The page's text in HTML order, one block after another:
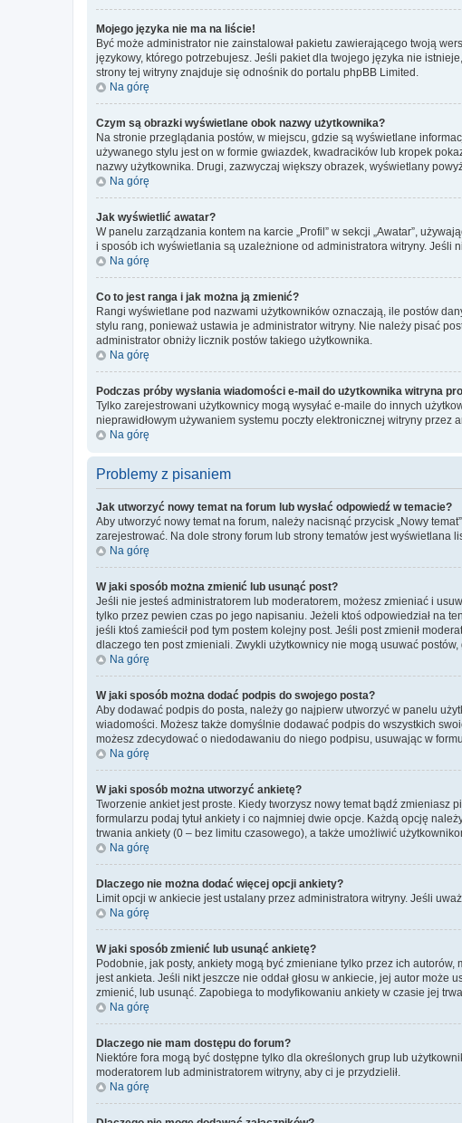
Mojego języka nie ma na liście!
Być może administrator nie zainstalował pakietu zawierającego twoją
językowy, którego potrzebujesz. Jeśli pakiet dla twojego języka nie
strony tej witryny znajduje się odnośnik do portalu phpBB Limited.
Na górę
Czym są obrazki wyświetlane obok nazwy użytkownika?
Na stronie przeglądania postów, w miejscu, gdzie są wyświetlane
używanego stylu jest on w formie gwiazdek, kwadracików lub kropek
nazwy użytkownika. Drugi, zazwyczaj większy obrazek, wyświetlany
Na górę
Jak wyświetlić awatar?
W panelu zarządzania kontem na karcie „Profil” w sekcji „Awatar”,
i sposób ich wyświetlania są uzależnione od administratora witryny. Jeśli
Na górę
Co to jest ranga i jak można ją zmienić?
Rangi wyświetlane pod nazwami użytkowników oznaczają, ile postów
stylu rang, ponieważ ustawia je administrator witryny. Nie należy pisać
administrator obniży licznik postów takiego użytkownika.
Na górę
Podczas próby wysłania wiadomości e-mail do użytkownika witryna
Tylko zarejestrowani użytkownicy mogą wysyłać e-maile do innych
nieprawidłowym używaniem systemu poczty elektronicznej witryny przez
Na górę
Problemy z pisaniem
Jak utworzyć nowy temat na forum lub wysłać odpowiedź w temacie?
Aby utworzyć nowy temat na forum, należy nacisnąć przycisk „Nowy
zarejestrować. Na dole strony forum lub strony tematów jest wyświetlana
Na górę
W jaki sposób można zmienić lub usunąć post?
Jeśli nie jesteś administratorem lub moderatorem, możesz zmieniać i
tylko przez pewien czas po jego napisaniu. Jeżeli ktoś odpowiedział na
jeśli ktoś zamieścił pod tym postem kolejny post. Jeśli post zmienił
dlaczego ten post zmieniali. Zwykli użytkownicy nie mogą usuwać postów,
Na górę
W jaki sposób można dodać podpis do swojego posta?
Aby dodawać podpis do posta, należy go najpierw utworzyć w panelu
wiadomości. Możesz także domyślnie dodawać podpis do wszystkich
możesz zdecydować o niedodawaniu do niego podpisu, usuwając w
Na górę
W jaki sposób można utworzyć ankietę?
Tworzenie ankiet jest proste. Kiedy tworzysz nowy temat bądź zmieniasz
formularzu podaj tytuł ankiety i co najmniej dwie opcje. Każdą opcję
trwania ankiety (0 – bez limitu czasowego), a także umożliwić
Na górę
Dlaczego nie można dodać więcej opcji ankiety?
Limit opcji w ankiecie jest ustalany przez administratora witryny. Jeśli
Na górę
W jaki sposób zmienić lub usunąć ankietę?
Podobnie, jak posty, ankiety mogą być zmieniane tylko przez ich
jest ankieta. Jeśli nikt jeszcze nie oddał głosu w ankiecie, jej autor może
zmienić, lub usunąć. Zapobiega to modyfikowaniu ankiety w czasie jej
Na górę
Dlaczego nie mam dostępu do forum?
Niektóre fora mogą być dostępne tylko dla określonych grup lub
moderatorem lub administratorem witryny, aby ci je przydzielił.
Na górę